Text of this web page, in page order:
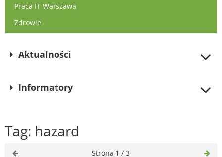
Praca IT Warszawa
Zdrowie
Aktualności
Informatory
Tag: hazard
Strona 1 / 3